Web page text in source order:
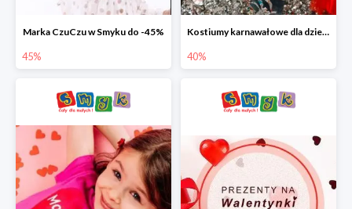
Marka CzuCzu w Smyku do -45%
45%
Kostiumy karnawałowe dla dzieci w Smyku do -40%
40%